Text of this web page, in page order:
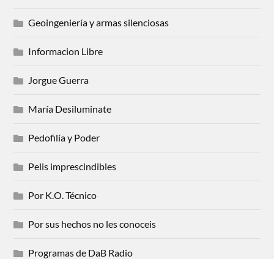
Geoingeniería y armas silenciosas
Informacion Libre
Jorgue Guerra
María Desiluminate
Pedofilía y Poder
Pelis imprescindibles
Por K.O. Técnico
Por sus hechos no les conoceis
Programas de DaB Radio